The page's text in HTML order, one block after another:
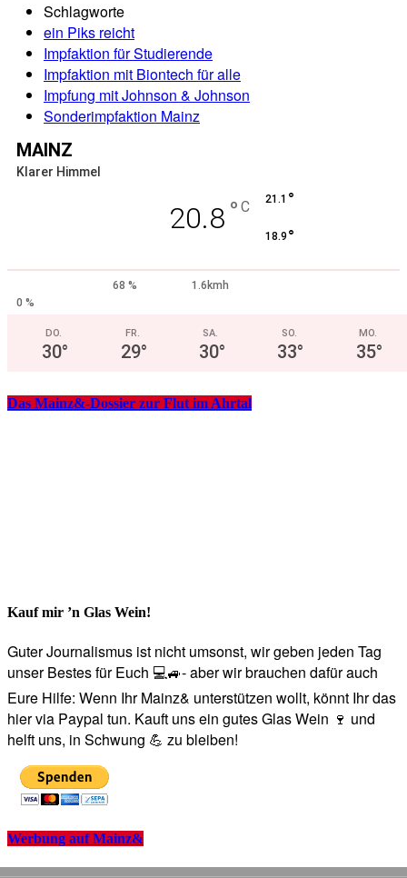
Schlagworte
ein Piks reicht
Impfaktion für Studierende
Impfaktion mit Biontech für alle
Impfung mit Johnson & Johnson
Sonderimpfaktion Mainz
MAINZ
Klarer Himmel
20.8 ° C 21.1 °
18.9 °
68 %
1.6kmh
0 %
DO.
30°
FR.
29°
SA.
30°
SO.
33°
MO.
35°
Das Mainz&-Dossier zur Flut im Ahrtal
Kauf mir ’n Glas Wein!
Guter Journalismus ist nicht umsonst, wir geben jeden Tag
unser Bestes für Euch 💻🚙- aber wir brauchen dafür auch
Eure Hilfe: Wenn Ihr Mainz& unterstützen wollt, könnt Ihr das
hier via Paypal tun. Kauft uns ein gutes Glas Wein 🍷 und
helft uns, in Schwung 💪 zu bleiben!
Werbung auf Mainz&